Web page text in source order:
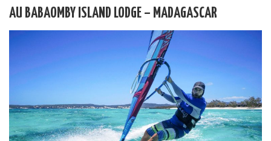
AU BABAOMBY ISLAND LODGE – MADAGASCAR